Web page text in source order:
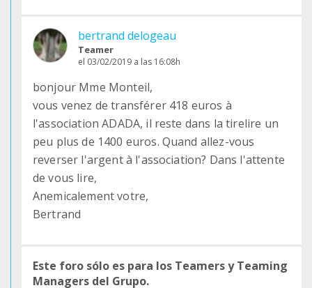
bertrand delogeau
Teamer
el 03/02/2019 a las 16:08h
bonjour Mme Monteil,
vous venez de transférer 418 euros à
l'association ADADA, il reste dans la tirelire un
peu plus de 1400 euros. Quand allez-vous
reverser l'argent à l'association? Dans l'attente
de vous lire,
Anemicalement votre,
Bertrand
Este foro sólo es para los Teamers y Teaming
Managers del Grupo.